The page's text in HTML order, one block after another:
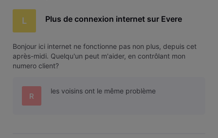
L Plus de connexion internet sur Evere
Bonjour ici internet ne fonctionne pas non plus, depuis cet
après-midi. Quelqu'un peut m'aider, en contrôlant mon
numero client?
R
les voisins ont le même problème